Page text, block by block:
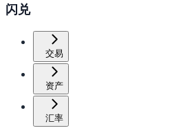
闪兑
交易
资产
汇率